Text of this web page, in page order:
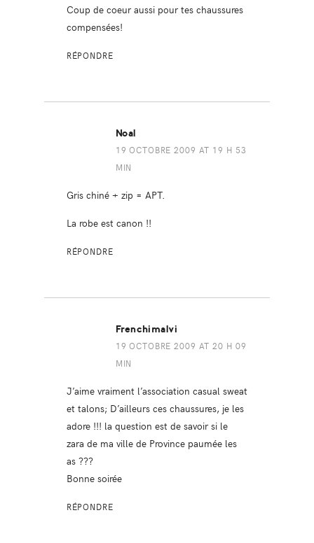
Coup de coeur aussi pour tes chaussures
compensées!
RÉPONDRE
Noal
19 OCTOBRE 2009 AT 19 H 53
MIN
Gris chiné + zip = APT.
La robe est canon !!
RÉPONDRE
Frenchimalvi
19 OCTOBRE 2009 AT 20 H 09
MIN
J’aime vraiment l’association casual sweat
et talons; D’ailleurs ces chaussures, je les
adore !!! la question est de savoir si le
zara de ma ville de Province paumée les
as ???
Bonne soirée
RÉPONDRE